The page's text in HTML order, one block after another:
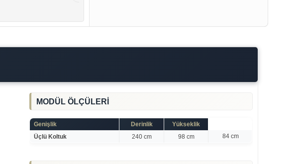
MODÜL ÖLÇÜLERİ
Genişlik Derinlik
Yükseklik
Üçlü Koltuk
240 cm 98 cm 84 cm